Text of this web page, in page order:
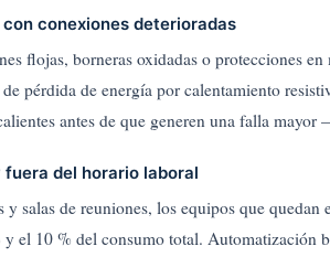
conexiones deterioradas
flojas, borneras oxidadas o protecciones
de pérdida de energía por calentamiento
antes de que generen una falla
fuera del horario laboral
y salas de reuniones, los equipos que
y el 10 % del consumo total. Automatización